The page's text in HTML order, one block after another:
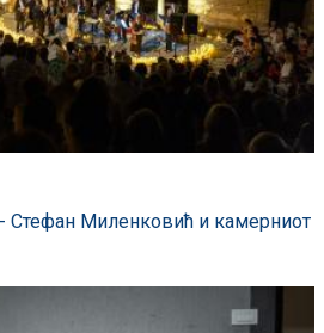
Стефан Миленковић и камерниот